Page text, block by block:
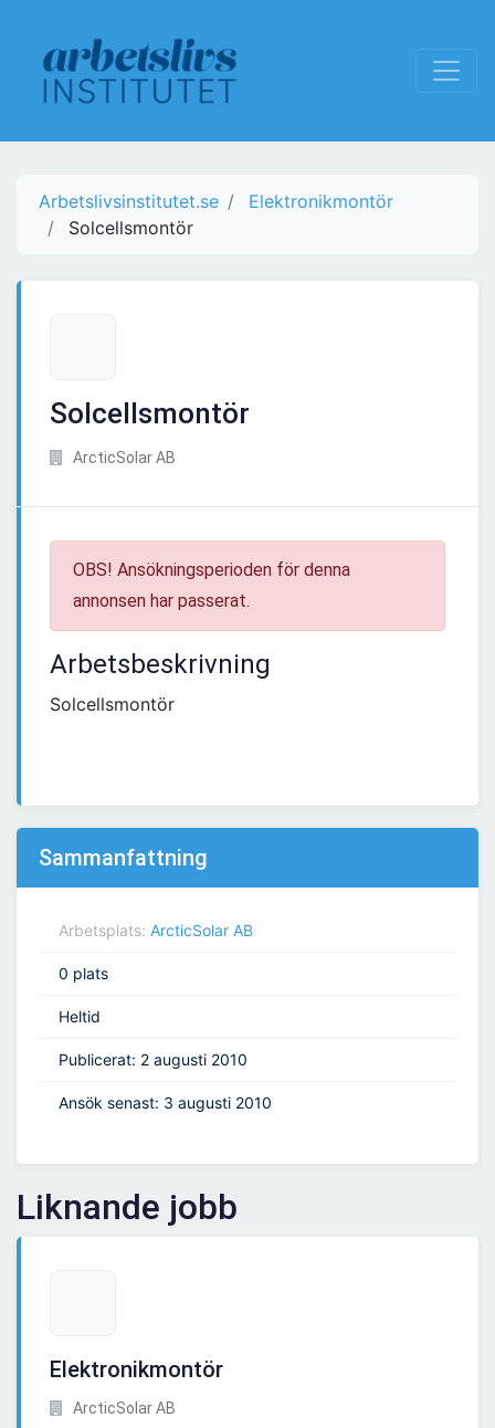
Arbetslivsinstitutet.se
Elektronikmontör
Solcellsmontör
Solcellsmontör
ArcticSolar AB
OBS! Ansökningsperioden för denna
annonsen har passerat.
Arbetsbeskrivning
Solcellsmontör
Sammanfattning
Arbetsplats: ArcticSolar AB
0 plats
Heltid
Publicerat: 2 augusti 2010
Ansök senast: 3 augusti 2010
Liknande jobb
Elektronikmontör
ArcticSolar AB